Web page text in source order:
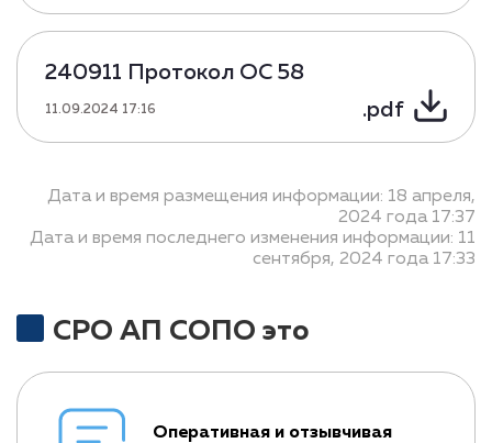
240911 Протокол ОС 58
.pdf
11.09.2024 17:16
Дата и время размещения информации: 18 апреля,
2024 года 17:37
Дата и время последнего изменения информации: 11
сентября, 2024 года 17:33
СРО АП СОПО это
Оперативная и отзывчивая